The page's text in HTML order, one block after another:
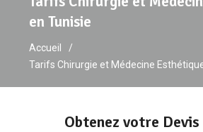
en Tunisie
Accueil
Tarifs Chirurgie et Médecine
Obtenez votre